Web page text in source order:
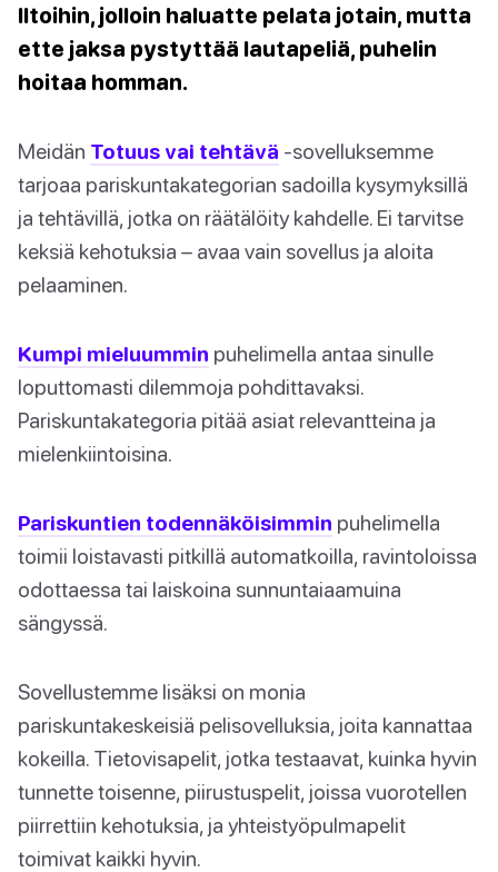
Iltoihin, jolloin haluatte pelata jotain, mutta
ette jaksa pystyttää lautapeliä, puhelin
hoitaa homman.
Meidän Totuus vai tehtävä -sovelluksemme
tarjoaa pariskuntakategorian sadoilla kysymyksillä
ja tehtävillä, jotka on räätälöity kahdelle. Ei tarvitse
keksiä kehotuksia – avaa vain sovellus ja aloita
pelaaminen.
Kumpi mieluummin puhelimella antaa sinulle
loputtomasti dilemmoja pohdittavaksi.
Pariskuntakategoria pitää asiat relevantteina ja
mielenkiintoisina.
Pariskuntien todennäköisimmin puhelimella
toimii loistavasti pitkillä automatkoilla, ravintoloissa
odottaessa tai laiskoina sunnuntaiaamuina
sängyssä.
Sovellustemme lisäksi on monia
pariskuntakeskeisiä pelisovelluksia, joita kannattaa
kokeilla. Tietovisapelit, jotka testaavat, kuinka hyvin
tunnette toisenne, piirustuspelit, joissa vuorotellen
piirrettiin kehotuksia, ja yhteistyöpulmapelit
toimivat kaikki hyvin.